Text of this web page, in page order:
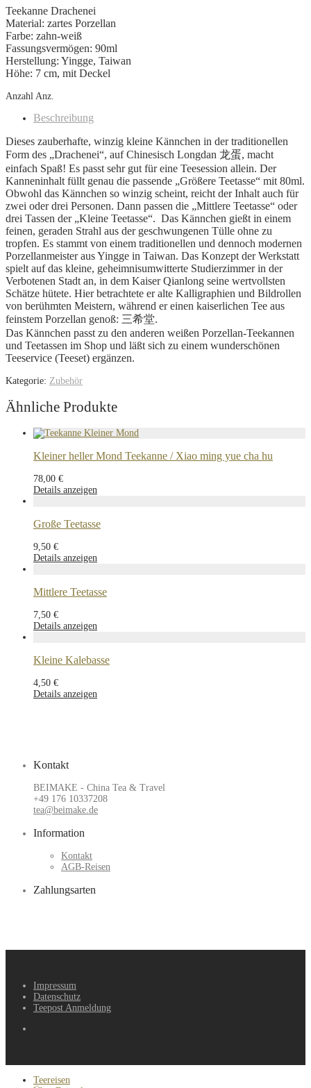
Teekanne Drachenei
Material: zartes Porzellan
Farbe: zahn-weiß
Fassungsvermögen: 90ml
Herstellung: Yingge, Taiwan
Höhe: 7 cm, mit Deckel
Anzahl Anz.
Beschreibung
Dieses zauberhafte, winzig kleine Kännchen in der traditionellen
Form des „Drachenei“, auf Chinesisch Longdan 龙蛋, macht
einfach Spaß! Es passt sehr gut für eine Teesession allein. Der
Kanneninhalt füllt genau die passende „Größere Teetasse“ mit 80ml.
Obwohl das Kännchen so winzig scheint, reicht der Inhalt auch für
zwei oder drei Personen. Dann passen die „Mittlere Teetasse“ oder
drei Tassen der „Kleine Teetasse“. Das Kännchen gießt in einem
feinen, geraden Strahl aus der geschwungenen Tülle ohne zu
tropfen. Es stammt von einem traditionellen und dennoch modernen
Porzellanmeister aus Yingge in Taiwan. Das Konzept der Werkstatt
spielt auf das kleine, geheimnisumwitterte Studierzimmer in der
Verbotenen Stadt an, in dem Kaiser Qianlong seine wertvollsten
Schätze hütete. Hier betrachtete er alte Kalligraphien und Bildrollen
von berühmten Meistern, während er einen kaiserlichen Tee aus
feinstem Porzellan genoß: 三希堂.
Das Kännchen passt zu den anderen weißen Porzellan-Teekannen
und Teetassen im Shop und läßt sich zu einem wunderschönen
Teeservice (Teeset) ergänzen.
Kategorie: Zubehör
Ähnliche Produkte
Kleiner heller Mond Teekanne / Xiao ming yue cha hu
78,00 €
Details anzeigen
Große Teetasse
9,50 €
Details anzeigen
Mittlere Teetasse
7,50 €
Details anzeigen
Kleine Kalebasse
4,50 €
Details anzeigen
Kontakt
BEIMAKE - China Tea & Travel
+49 176 10337208
tea@beimake.de
Information
Kontakt
AGB-Reisen
Zahlungsarten
Impressum
Datenschutz
Teepost Anmeldung
Teereisen